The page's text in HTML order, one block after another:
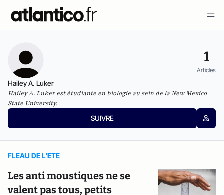
1
Articles
Hailey A. Luker
Hailey A. Luker est étudiante en biologie au sein de la New Mexico
State University.
SUIVRE
FLEAU DE L'ETE
Les anti moustiques ne se
valent pas tous, petits